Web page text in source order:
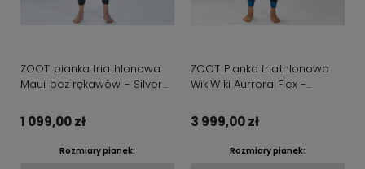
ZOOT pianka triathlonowa
Maui bez rękawów - Silver
1 099,00 zł
Rozmiary pianek:
ZOOT Pianka triathlonowa
WikiWiki Aurrora Flex -
3 999,00 zł
Rozmiary pianek: